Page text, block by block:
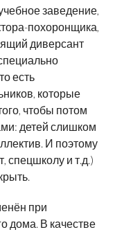
заведение,
похоронщика,
диверсант
есть
которые
чтобы потом
детей слишком
И поэтому
спецшколу и т.д.)
при
дома. В качестве